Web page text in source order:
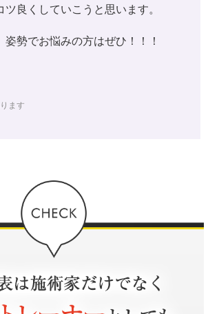
ツ良くしていこうと思います。
勢でお悩みの方はぜひ！！！
ます